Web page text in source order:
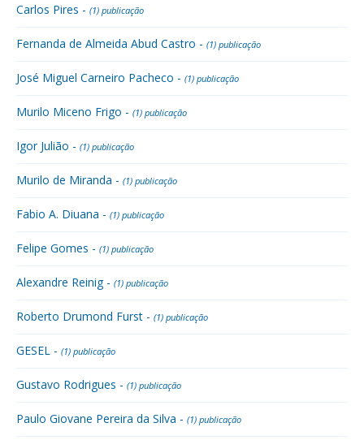
Carlos Pires - (1) publicação
Fernanda de Almeida Abud Castro - (1) publicação
José Miguel Carneiro Pacheco - (1) publicação
Murilo Miceno Frigo - (1) publicação
Igor Julião - (1) publicação
Murilo de Miranda - (1) publicação
Fabio A. Diuana - (1) publicação
Felipe Gomes - (1) publicação
Alexandre Reinig - (1) publicação
Roberto Drumond Furst - (1) publicação
GESEL - (1) publicação
Gustavo Rodrigues - (1) publicação
Paulo Giovane Pereira da Silva - (1) publicação